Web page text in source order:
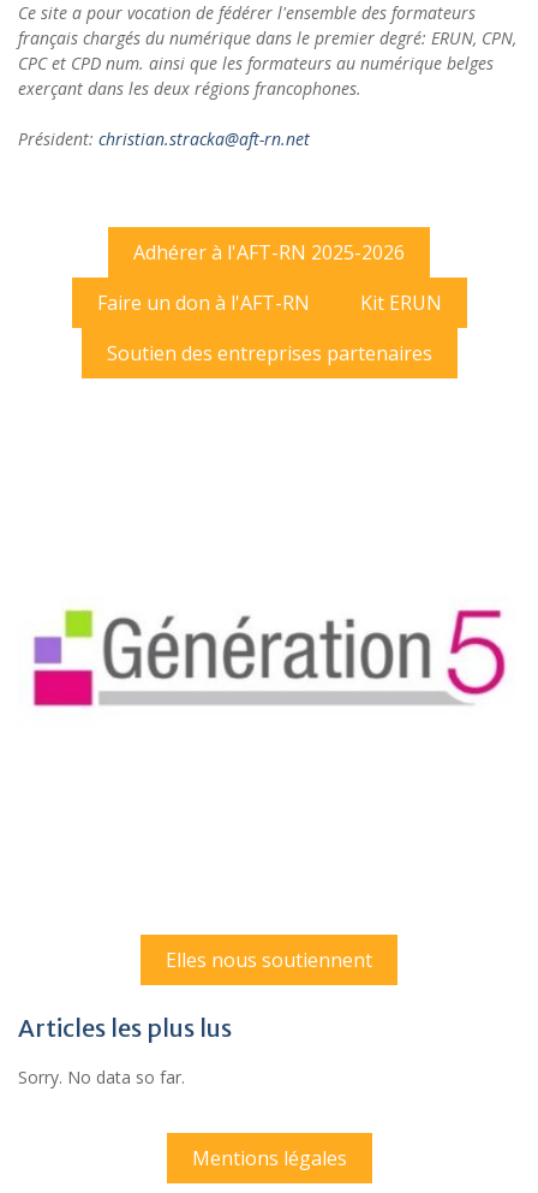
Ce site a pour vocation de fédérer l'ensemble des formateurs
français chargés du numérique dans le premier degré: ERUN, CPN,
CPC et CPD num. ainsi que les formateurs au numérique belges
exerçant dans les deux régions francophones.
Président: christian.stracka@aft-rn.net
Adhérer à l'AFT-RN 2025-2026
Faire un don à l'AFT-RN
Kit ERUN
Soutien des entreprises partenaires
Elles nous soutiennent
Articles les plus lus
Sorry. No data so far.
Mentions légales